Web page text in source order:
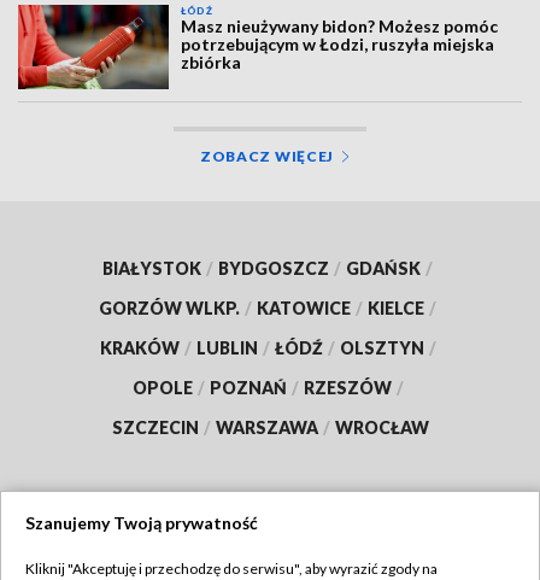
ŁÓDŹ
Masz nieużywany bidon? Możesz pomóc
potrzebującym w Łodzi, ruszyła miejska
zbiórka
ZOBACZ WIĘCEJ
BIAŁYSTOK / BYDGOSZCZ / GDAŃSK /
GORZÓW WLKP. / KATOWICE / KIELCE /
KRAKÓW / LUBLIN / ŁÓDŹ / OLSZTYN /
OPOLE / POZNAŃ / RZESZÓW /
SZCZECIN / WARSZAWA / WROCŁAW
Szanujemy Twoją prywatność
Kliknij "Akceptuję i przechodzę do serwisu", aby wyrazić zgody na